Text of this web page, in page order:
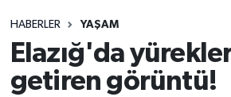
HABERLER YAŞAM
Elazığ'da
getiren görüntü!
Yaşam